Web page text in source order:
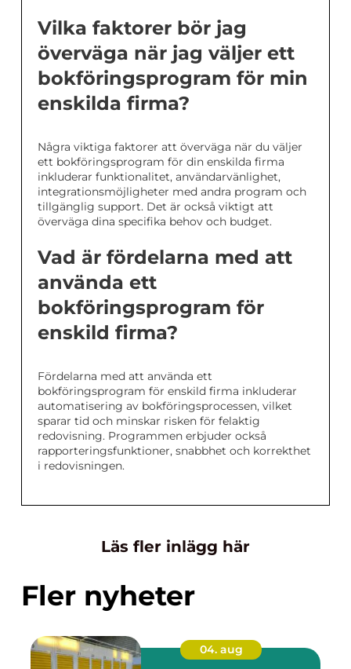
Vilka faktorer bör jag
överväga när jag väljer ett
bokföringsprogram för min
enskilda firma?
Några viktiga faktorer att överväga när du väljer
ett bokföringsprogram för din enskilda firma
inkluderar funktionalitet, användarvänlighet,
integrationsmöjligheter med andra program och
tillgänglig support. Det är också viktigt att
överväga dina specifika behov och budget.
Vad är fördelarna med att
använda ett
bokföringsprogram för
enskild firma?
Fördelarna med att använda ett
bokföringsprogram för enskild firma inkluderar
automatisering av bokföringsprocessen, vilket
sparar tid och minskar risken för felaktig
redovisning. Programmen erbjuder också
rapporteringsfunktioner, snabbhet och korrekthet
i redovisningen.
Läs fler inlägg här
Fler nyheter
04. aug